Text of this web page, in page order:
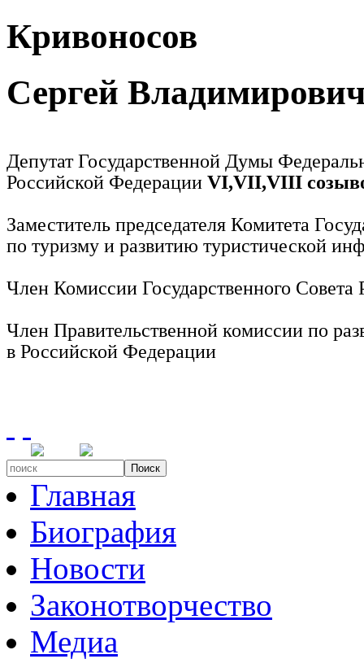
Кривоносов
Сергей
Депутат Государственной Думы
Российской Федерации VI,VII,VIII
Заместитель председателя Комитета
по туризму и развитию туристической
Член Комиссии Государственного
Член Правительственной комиссии по
в Российской Федерации
Поиск
Главная
Биография
Новости
Законотворчество
Медиа